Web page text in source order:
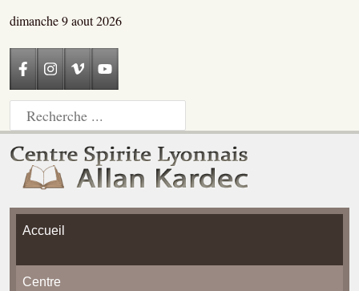
dimanche 9 aout 2026
Accueil
Centre